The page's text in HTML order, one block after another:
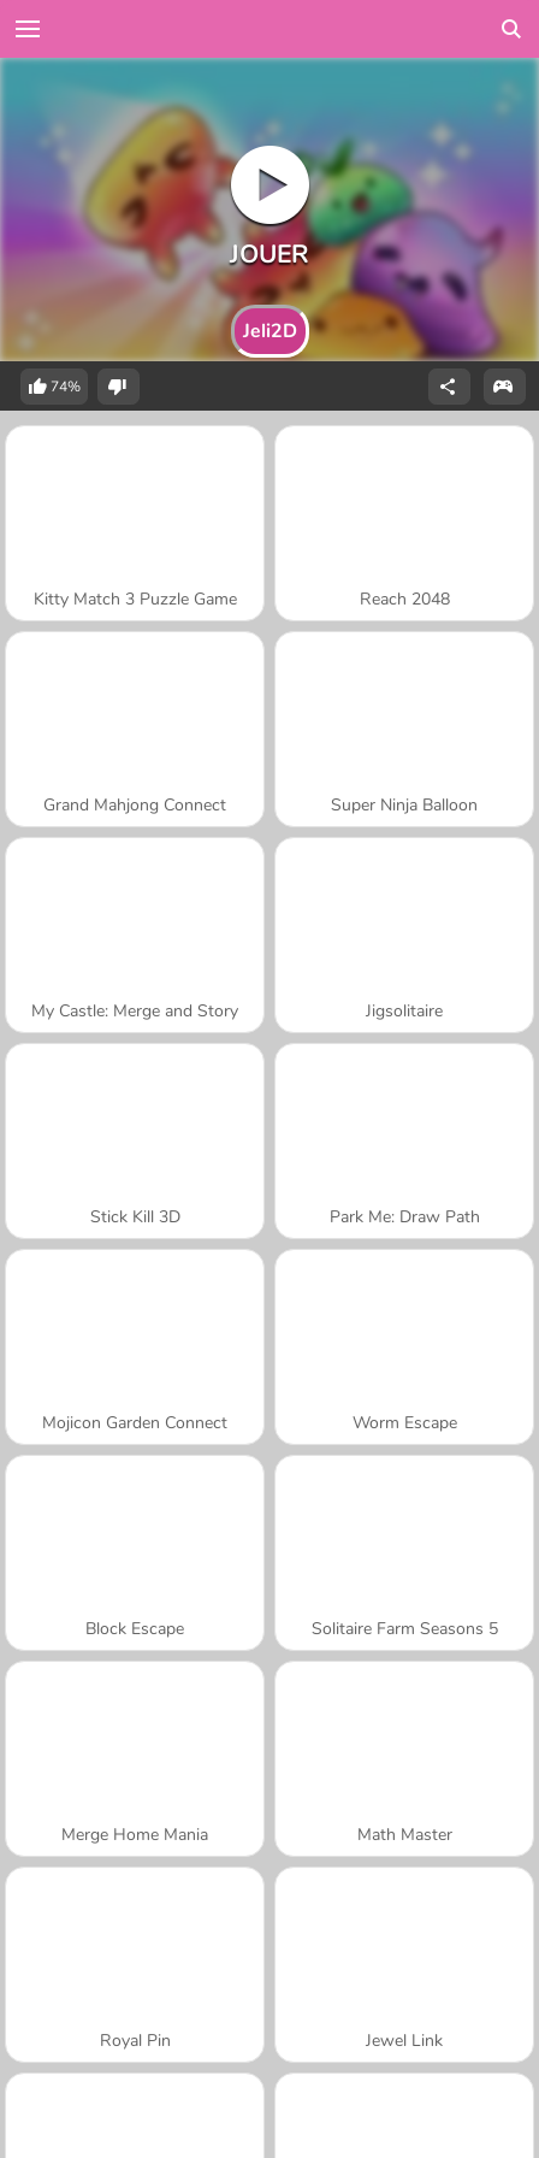
Jeli2D
74%
Kitty Match 3 Puzzle Game Reach 2048
Grand Mahjong Connect Super Ninja Balloon
My Castle: Merge and Story Jigsolitaire
Stick Kill 3D Park Me: Draw Path
Mojicon Garden Connect Worm Escape
Block Escape Solitaire Farm Seasons 5
Merge Home Mania Math Master
Royal Pin Jewel Link